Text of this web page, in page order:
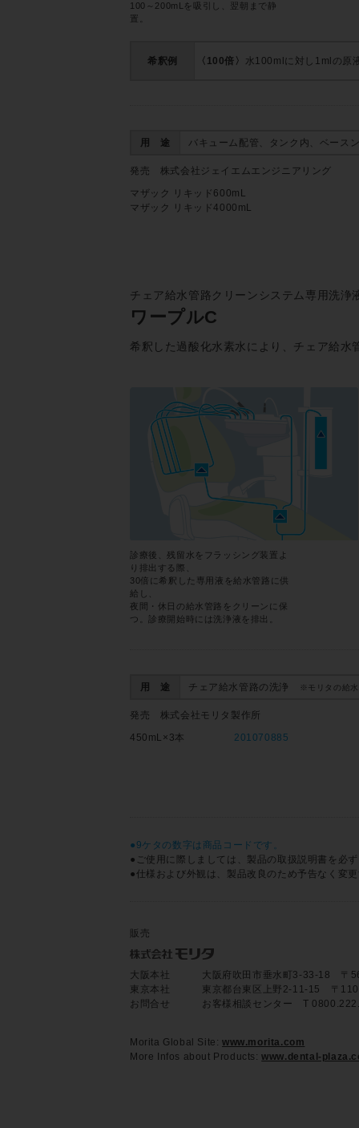
100～200mLを吸引し、翌朝まで静
置。
希釈例 〈100倍〉 水100mlに対し1mlの原
用 途 バキューム配管、タンク内、ベース
発売 株式会社ジェイエムエンジニアリング
マザック リキッド600mL
マザック リキッド4000mL
チェア給水管路クリーンシステム専用洗浄
ワープルC
希釈した過酸化水素水により、チェア給水
診療後、残留水をフラッシング装置よ
り排出する際、
30倍に希釈した専用液を給水管路に供
給し、
夜間・休日の給水管路をクリーンに保
つ。診療開始時には洗浄液を排出。
用 途 チェア給水管路の洗浄 ※モリタの給
発売 株式会社モリタ製作所
450mL×3本
201070885
●9ケタの数字は商品コードです。
●ご使用に際しましては、製品の取扱説明書を必
●仕様および外観は、製品改良のため予告なく変
販売
大阪本社
大阪府吹田市垂水町3-33-18
東京本社
東京都台東区上野2-11-15 〒
お問合せ
お客様相談センター T
Morita Global Site: www.morita.com
More Infos about Products:www.dental-